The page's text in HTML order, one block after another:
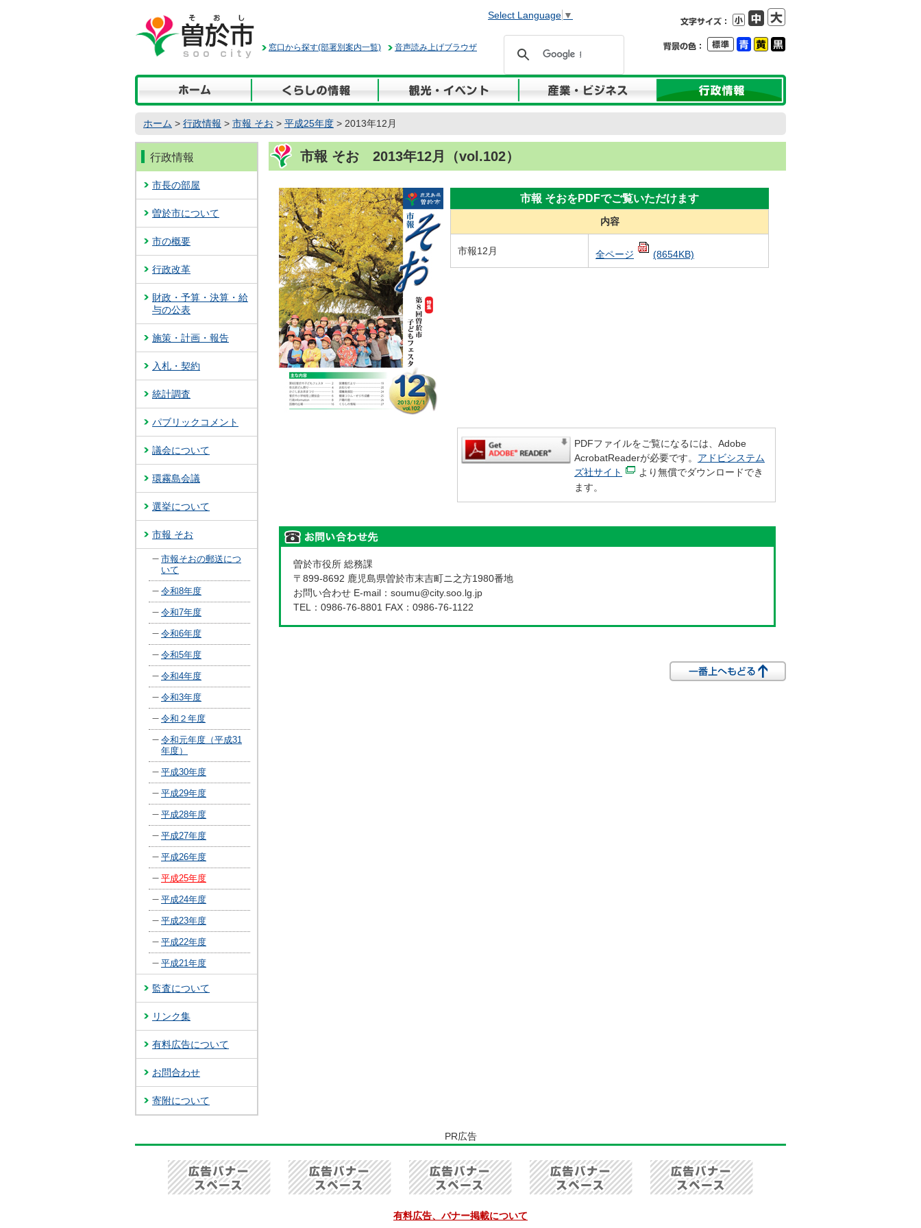
文
へ
動
音声読み上げブラウザ
窓口から探す(部署別案内一覧)
Select Language ▼
ホーム > 行政情報 > 市報 そお > 平成25年度 > 2013年12月
市報 そお 2013年12月（vol.102）
市報 そおをPDFでご覧いただけます
内容
市報12月 全ページ (8654KB)
PDFファイルをご覧になるには、Adobe
AcrobatReaderが必要です。 アドビシステム
ズ社サイト
より無償でダウンロードでき
ます。
曽於市役所 総務課
〒899-8692 鹿児島県曽於市末吉町ニ之方1980番地
お問い合わせ E-mail：soumu@city.soo.lg.jp
TEL： 0986-76-8801 FAX：0986-76-1122
行政情報
市長の部屋
曽於市について
市の概要
行政改革
財政・予算・決算・給
与の公表
施策・計画・報告
入札・契約
統計調査
パブリックコメント
議会について
環霧島会議
選挙について
市報 そお
市報そおの郵送につ
いて
令和8年度
令和7年度
令和6年度
令和5年度
令和4年度
令和3年度
令和２年度
令和元年度（平成31
年度）
平成30年度
平成29年度
平成28年度
平成27年度
平成26年度
平成25年度
平成24年度
平成23年度
平成22年度
平成21年度
監査について
リンク集
有料広告について
お問合わせ
寄附について
PR広告
有料広告、バナー掲載について